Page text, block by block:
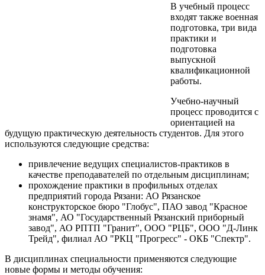
В учебный процесс
входят также военная
подготовка, три вида
практики и
подготовка
выпускной
квалификационной
работы.
Учебно-научный
процесс проводится с
ориентацией на
будущую практическую деятельность студентов. Для этого
используются следующие средства:
привлечение ведущих специалистов-практиков в
качестве преподавателей по отдельным дисциплинам;
прохождение практики в профильных отделах
предприятий города Рязани: АО Рязанское
конструкторское бюро "Глобус", ПАО завод "Красное
знамя", АО "Государственный Рязанский приборный
завод", АО РПТП "Гранит", ООО "РЦБ", ООО "Д-Линк
Трейд", филиал АО "РКЦ "Прогресс" - ОКБ "Спектр".
В дисциплинах специальности применяются следующие
новые формы и методы обучения: